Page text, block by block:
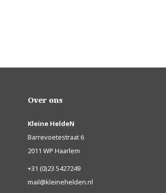
Over ons
Kleine HeldeN
Barrevoetestraat 6
2011 WP Haarlem
+31 (0)23 5427249
mail@kleinehelden.nl